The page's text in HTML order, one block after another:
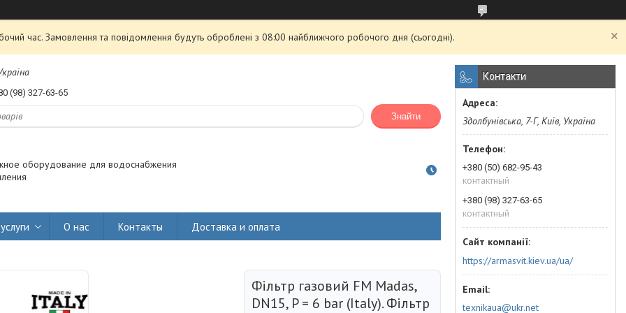
час. Замовлення та повідомлення будуть оброблені з 08:00 найближчого робочого дня (сьогодні).
(98) 327-63-65
Знайти
оборудование для водоснабжения
О нас Контакты Доставка и оплата
Фільтр газовий FM Madas,
DN15, P = 6 bar (Italy). Фільтр
Контакти
Здолбунівська, 7-Г, Київ, Україна
+380 (50) 682-95-43
контактный
+380 (98) 327-63-65
контактный
https://armasvit.kiev.ua/ua/
texnikaua@ukr.net